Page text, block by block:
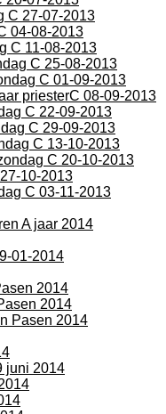
C 27-07-2013
04-08-2013
C 11-08-2013
C 25-08-2013
C 01-09-2013
priesterC 08-09-2013
C 22-09-2013
C 29-09-2013
C 13-10-2013
C 20-10-2013
10-2013
C 03-11-2013
A jaar 2014
01-2014
2014
2014
Pasen 2014
juni 2014